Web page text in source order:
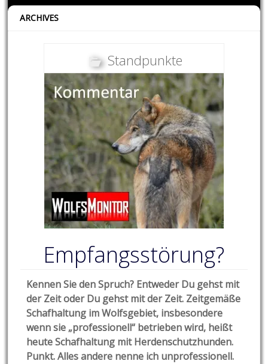
ARCHIVES
Standpunkte
Empfangsstörung?
Kennen Sie den Spruch? Entweder Du gehst mit
der Zeit oder Du gehst mit der Zeit. Zeitgemäße
Schafhaltung im Wolfsgebiet, insbesondere
wenn sie „professionell“ betrieben wird, heißt
heute Schafhaltung mit Herdenschutzhunden.
Punkt. Alles andere nenne ich unprofessionell.